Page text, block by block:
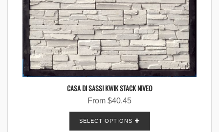
CASA DI SASSI KWIK STACK NIVEO
From $40.45
SELECT OPTIONS